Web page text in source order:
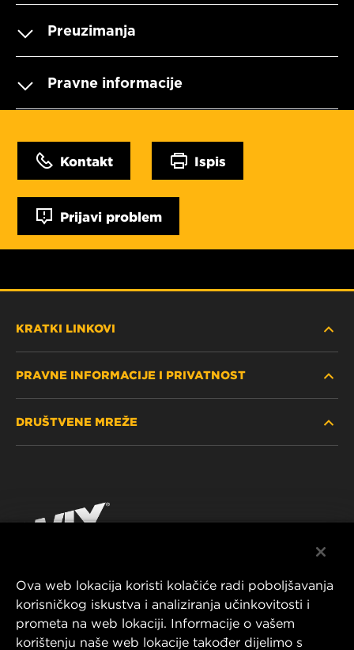
Preuzimanja
Pravne informacije
Kontakt Ispis
Prijavi problem
KRATKI LINKOVI
GDJE KUPITI
KONTAKTIRAJTE NAS
PRAVNE INFORMACIJE I PRIVATNOST
IMPRESSUM
DRUŠTVENE MREŽE
YouTube
MANN+HUMMEL FT Poland
ul. Wrocławska 145,
Ova web lokacija koristi kolačiće radi poboljšavanja
korisničkog iskustva i analiziranja učinkovitosti i
prometa na web lokaciji. Informacije o vašem
korištenju naše web lokacije također dijelimo s